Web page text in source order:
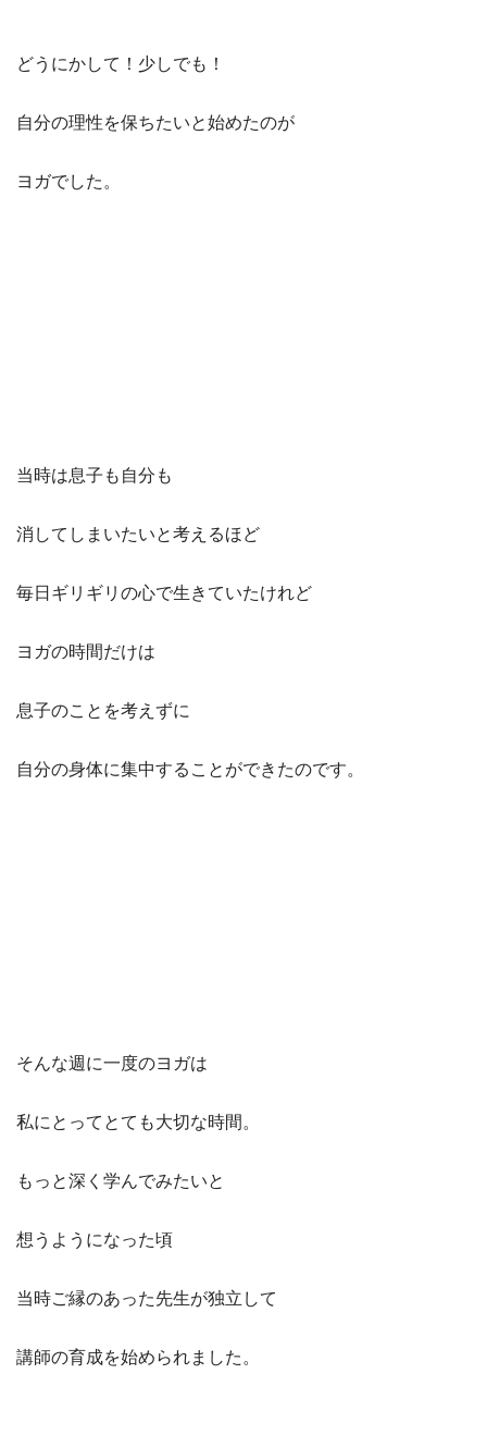
どうにかして！少しでも！
自分の理性を保ちたいと始めたのが
ヨガでした。
当時は息子も自分も
消してしまいたいと考えるほど
毎日ギリギリの心で生きていたけれど
ヨガの時間だけは
息子のことを考えずに
自分の身体に集中することができたのです。
そんな週に一度のヨガは
私にとってとても大切な時間。
もっと深く学んでみたいと
想うようになった頃
当時ご縁のあった先生が独立して
講師の育成を始められました。